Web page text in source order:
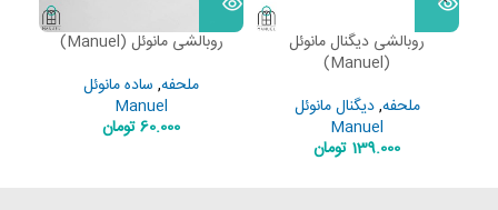
روبالشی دیگنال مانوئل
(Manuel)
ملحفه,دیگنال مانوئل
Manuel
139.000 تومان
روبالشی مانوئل (Manuel)
ملحفه, ساده مانوئل
Manuel
60.000تومان